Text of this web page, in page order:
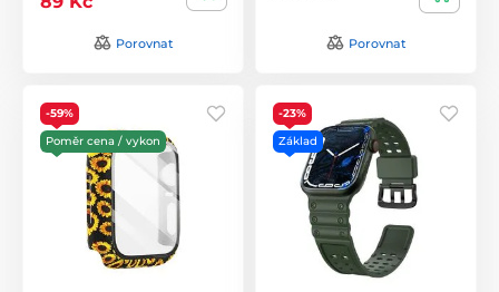
Porovnat Porovnat
-59%
Poměr cena / vykon
-23%
Základ